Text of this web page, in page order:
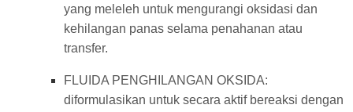
yang meleleh untuk mengurangi oksidasi dan
kehilangan panas selama penahanan atau
transfer.
FLUIDA PENGHILANGAN OKSIDA:
diformulasikan untuk secara aktif bereaksi dengan